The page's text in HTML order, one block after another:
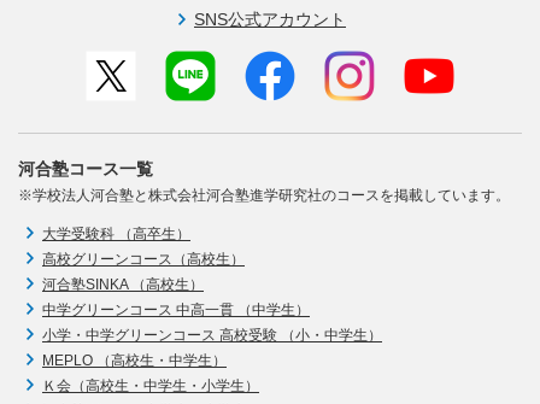
SNS公式アカウント
河合塾コース一覧
※学校法人河合塾と株式会社河合塾進学研究社のコースを掲載しています。
大学受験科 （高卒生）
高校グリーンコース（高校生）
河合塾SINKA （高校生）
中学グリーンコース 中高一貫 （中学生）
小学・中学グリーンコース 高校受験 （小・中学生）
MEPLO （高校生・中学生）
Ｋ会（高校生・中学生・小学生）